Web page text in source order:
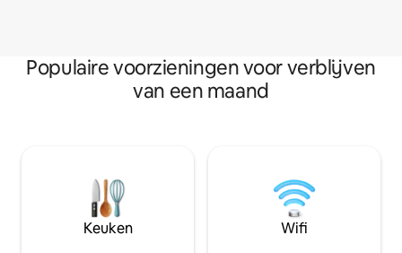
Populaire voorzieningen voor verblijven
van een maand
Keuken Wifi